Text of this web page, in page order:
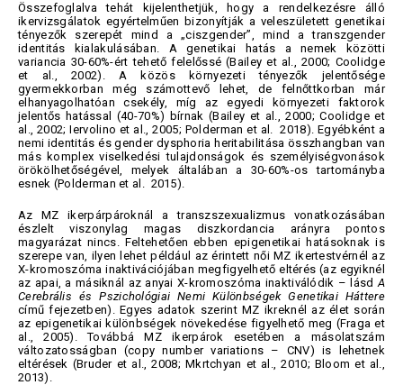
Összefoglalva tehát kijelenthetjük, hogy a rendelkezésre álló
ikervizsgálatok egyértelműen bizonyítják a veleszületett genetikai
tényezők szerepét mind a „ciszgender”, mind a transzgender
identitás kialakulásában. A genetikai hatás a nemek közötti
variancia 30-60%-ért tehető felelőssé (Bailey et al., 2000; Coolidge
et al., 2002). A közös környezeti tényezők jelentősége
gyermekkorban még számottevő lehet, de felnőttkorban már
elhanyagolhatóan csekély, míg az egyedi környezeti faktorok
jelentős hatással (40-70%) bírnak (Bailey et al., 2000; Coolidge et
al., 2002; Iervolino et al., 2005; Polderman et al. 2018). Egyébként a
nemi identitás és gender dysphoria heritabilitása összhangban van
más komplex viselkedési tulajdonságok és személyiségvonások
örökölhetőségével, melyek általában a 30-60%-os tartományba
esnek (Polderman et al. 2015).
Az MZ ikerpárpároknál a transzszexualizmus vonatkozásában
észlelt viszonylag magas diszkordancia arányra pontos
magyarázat nincs. Feltehetően ebben epigenetikai hatásoknak is
szerepe van, ilyen lehet például az érintett női MZ ikertestvérnél az
X-kromoszóma inaktivációjában megfigyelhető eltérés (az egyiknél
az apai, a másiknál az anyai X-kromoszóma inaktiválódik – lásdA
Cerebrális és Pszichológiai Nemi Különbségek Genetikai Háttere
című fejezetben). Egyes adatok szerint MZ ikreknél az élet során
az epigenetikai különbségek növekedése figyelhető meg (Fraga et
al., 2005). Továbbá MZ ikerpárok esetében a másolatszám
változatosságban (copy number variations – CNV) is lehetnek
eltérések (Bruder et al., 2008; Mkrtchyan et al., 2010; Bloom et al.,
2013).